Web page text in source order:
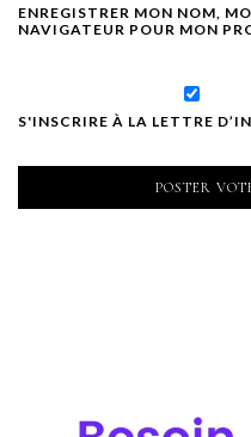
ENREGISTRER MON NOM,
NAVIGATEUR POUR MON
S'INSCRIRE À LA LETTRE